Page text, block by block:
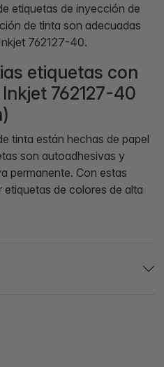
etiquetas de inyección de
de tinta son adecuadas
762127-40.
etiquetas con
762127-40
tinta están hechas de papel
son autoadhesivas y
permanente. Con estas
etiquetas de colores de alta